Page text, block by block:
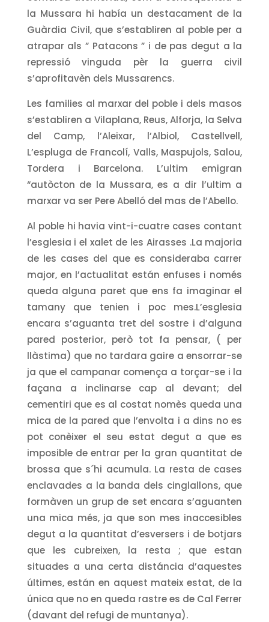
la Mussara hi había un destacament de la
Guàrdia Civil, que s’establiren al poble per a
atrapar als ” Patacons ” i de pas degut a la
repressió vinguda pèr la guerra civil
s’aprofitavèn dels Mussarencs.
Les families al marxar del poble i dels masos
s’establiren a Vilaplana, Reus, Alforja, la Selva
del Camp, l’Aleixar, l’Albiol, Castellvell,
L’espluga de Francolí, Valls, Maspujols, Salou,
Tordera i Barcelona. L’ultim emigran
“autòcton de la Mussara, es a dir l’ultim a
marxar va ser Pere Abelló del mas de l’Abello.
Al poble hi havia vint-i-cuatre cases contant
l’esglesia i el xalet de les Airasses .La majoria
de les cases del que es consideraba carrer
major, en l’actualitat están enfuses i només
queda alguna paret que ens fa imaginar el
tamany que tenien i poc mes.L’esglesia
encara s’aguanta tret del sostre i d’alguna
pared posterior, però tot fa pensar, ( per
llàstima) que no tardara gaire a ensorrar-se
ja que el campanar comença a torçar-se i la
façana a inclinarse cap al devant; del
cementiri que es al costat nomès queda una
mica de la pared que l’envolta i a dins no es
pot conèixer el seu estat degut a que es
imposible de entrar per la gran quantitat de
brossa que s´hi acumula. La resta de cases
enclavades a la banda dels cinglallons, que
formàven un grup de set encara s’aguanten
una mica més, ja que son mes inaccesibles
degut a la quantitat d’esversers i de botjars
que les cubreixen, la resta ; que estan
situades a una certa distáncia d’aquestes
últimes, están en aquest mateix estat, de la
única que no en queda rastre es de Cal Ferrer
(davant del refugi de muntanya).